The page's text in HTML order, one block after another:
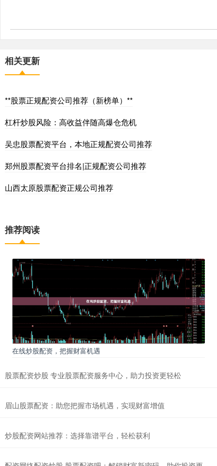
相关更新
**股票正规配资公司推荐（新榜单）**
杠杆炒股风险：高收益伴随高爆仓危机
吴忠股票配资平台，本地正规配资公司推荐
郑州股票配资平台排名|正规配资公司推荐
山西太原股票配资正规公司推荐
推荐阅读
在线炒股配资，把握财富机遇
股票配资炒股 专业股票配资服务中心，助力投资更轻松
眉山股票配资：助您把握市场机遇，实现财富增值
炒股配资网站推荐：选择靠谱平台，轻松获利